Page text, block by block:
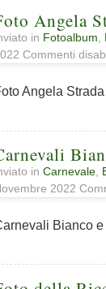
Angela
in Fotoalbum,
Commenti
Angela
in Carnevale
2022
Bianco e